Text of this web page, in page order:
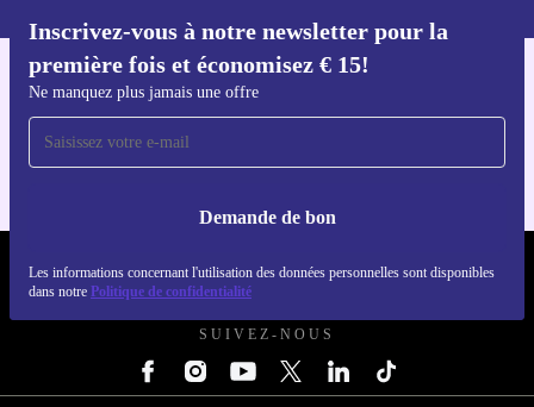
Inscrivez-vous à notre newsletter pour la
première fois et économisez € 15!
Politique de confidentialité
Téléchargez l'application refurbed
Pour iOS et Android
REFURBED BELGIQUE - RETHINK NEW.
SUIVEZ-NOUS